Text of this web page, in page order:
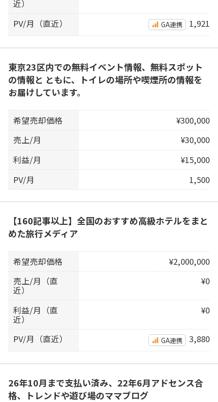
近）
PV/月（直近） GA連携 1,921
東京23区内での無料イベント情報、無料スポット
の情報と ともに、トイレの場所や喫煙所の情報を
お届けしています。
希望売却価格
¥300,000
売上/月
¥30,000
利益/月
¥15,000
PV/月
1,500
【160記事以上】全国のおすすめ高級ホテルをまと
めた旅行メディア
希望売却価格
¥2,000,000
売上/月（直
近）
¥0
利益/月（直
近）
¥0
PV/月（直近） GA連携 3,880
26年10月まで支払い済み、22年6月アドセンス合
格、トレンドや遊び場のママブログ